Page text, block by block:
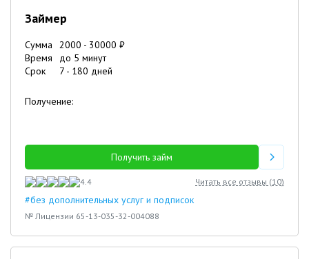
Займер
Сумма 2000 - 30000 ₽
Время
до 5 минут
Срок
7 - 180 дней
Получение:
Получить займ
4.4 Читать все отзывы (10)
#без дополнительных услуг и подписок
№ Лицензии 65-13-035-32-004088